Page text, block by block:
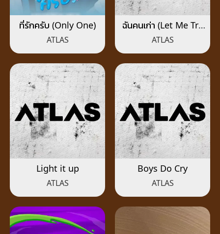
ที่รักครับ (Only One)
ATLAS
ฉันคนเก่า (Let Me Try
Again)
ATLAS
Light it up
ATLAS
Boys Do Cry
ATLAS